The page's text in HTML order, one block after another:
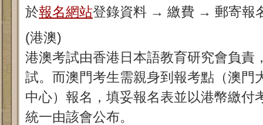
於報名網站登錄資料 → 繳費 → 郵寄報
(港澳)
港澳考試由香港日本語教育研究會負責
試。而澳門考生需親身到報考點（澳門
中心）報名，填妥報名表並以港幣繳付
統一由該會公布。